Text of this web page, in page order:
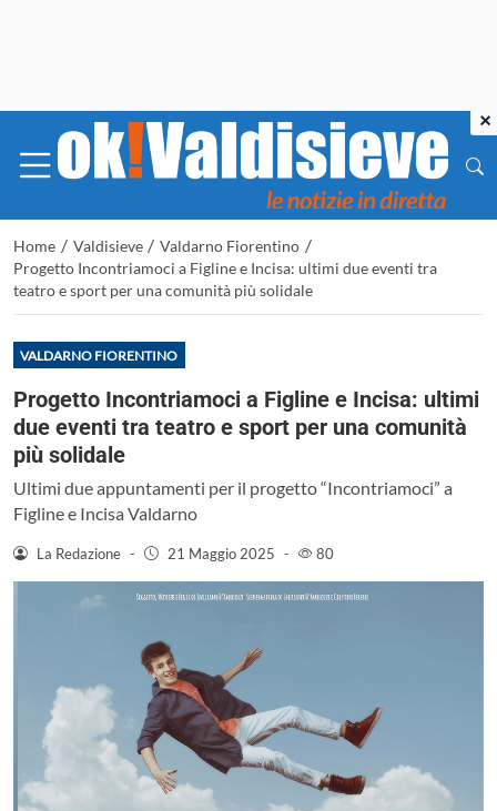
Home / Valdisieve / Valdarno Fiorentino /
Progetto Incontriamoci a Figline e Incisa: ultimi due eventi tra
teatro e sport per una comunità più solidale
VALDARNO FIORENTINO
Progetto Incontriamoci a Figline e Incisa: ultimi
due eventi tra teatro e sport per una comunità
più solidale
Ultimi due appuntamenti per il progetto “Incontriamoci” a
Figline e Incisa Valdarno
La Redazione - 21 Maggio 2025 - 80
×